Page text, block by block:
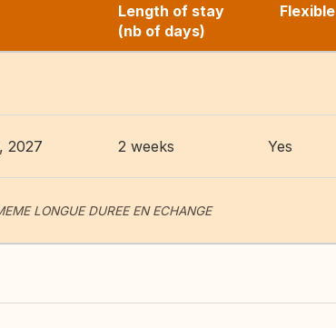
Length of stay
(nb of days)
Flexible
2027 2 weeks Yes
LONGUE DUREE EN ECHANGE